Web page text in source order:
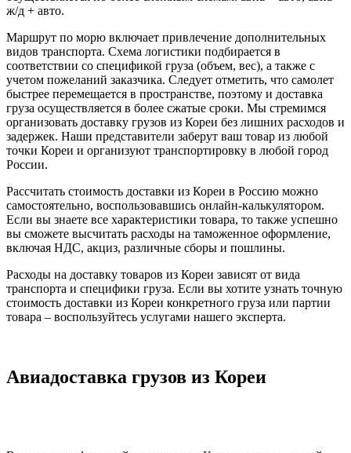
ж/д + авто.
Маршрут по морю включает привлечение дополнительных
видов транспорта. Схема логистики подбирается в
соответствии со спецификой груза (объем, вес), а также с
учетом пожеланий заказчика. Следует отметить, что самолет
быстрее перемещается в пространстве, поэтому и доставка
груза осуществляется в более сжатые сроки. Мы стремимся
организовать доставку грузов из Кореи без лишних расходов и
задержек. Наши представители заберут ваш товар из любой
точки Кореи и организуют транспортировку в любой город
России.
Рассчитать стоимость доставки из Кореи в Россию можно
самостоятельно, воспользовавшись онлайн-калькулятором.
Если вы знаете все характеристики товара, то также успешно
вы сможете высчитать расходы на таможенное оформление,
включая НДС, акциз, различные сборы и пошлины.
Расходы на доставку товаров из Кореи зависят от вида
транспорта и специфики груза. Если вы хотите узнать точную
стоимость доставки из Кореи конкретного груза или партии
товара – воспользуйтесь услугами нашего эксперта.
Авиадоставка грузов из Кореи